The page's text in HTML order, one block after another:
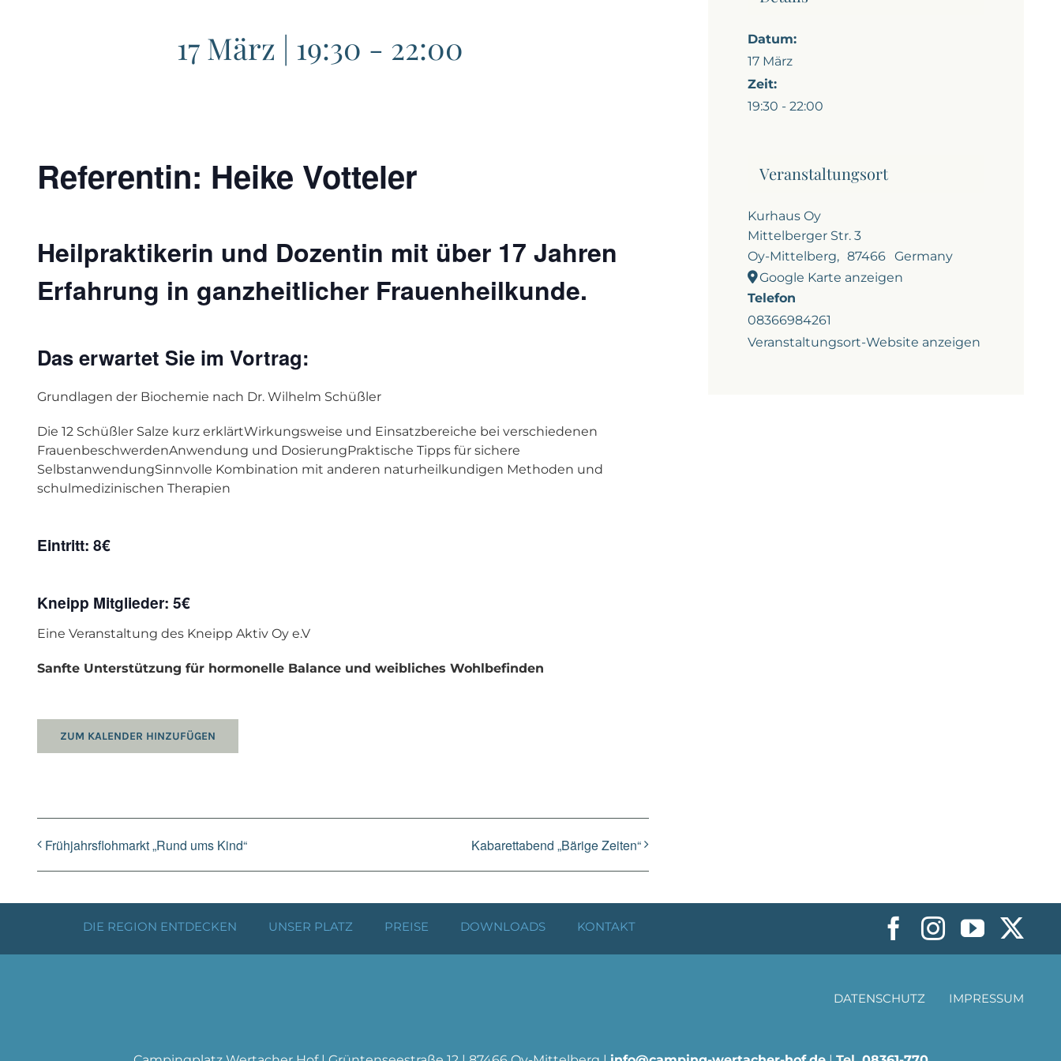
17 März | 19:30 - 22:00
Referentin: Heike Votteler
Heilpraktikerin und Dozentin mit über 17 Jahren
Erfahrung in ganzheitlicher Frauenheilkunde.
Das erwartet Sie im Vortrag:
Grundlagen der Biochemie nach Dr. Wilhelm Schüßler
Die 12 Schüßler Salze kurz erklärtWirkungsweise und Einsatzbereiche bei verschiedenen
FrauenbeschwerdenAnwendung und DosierungPraktische Tipps für sichere
SelbstanwendungSinnvolle Kombination mit anderen naturheilkundigen Methoden und
schulmedizinischen Therapien
Eintritt: 8€
Kneipp Mitglieder: 5€
Eine Veranstaltung des Kneipp Aktiv Oy e.V
Sanfte Unterstützung für hormonelle Balance und weibliches Wohlbefinden
ZUM KALENDER HINZUFÜGEN
Frühjahrsflohmarkt „Rund ums Kind“ Kabarettabend „Bärige Zeiten“
Datum:
17 März
Zeit:
19:30 - 22:00
Veranstaltungsort
Kurhaus Oy
Mittelberger Str. 3
Oy-Mittelberg, 87466 Germany
Google Karte anzeigen
Telefon
08366984261
Veranstaltungsort-Website anzeigen
DIE REGION ENTDECKEN UNSER PLATZ PREISE DOWNLOADS KONTAKT
DATENSCHUTZ IMPRESSUM